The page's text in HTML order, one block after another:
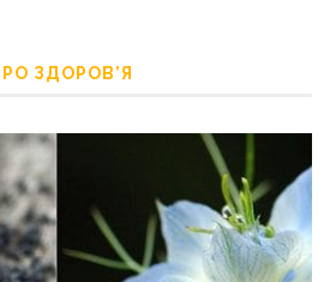
ЗДОРОВ’Я